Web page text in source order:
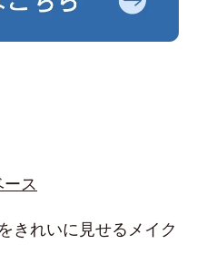
ス
きれいに見せるメイク